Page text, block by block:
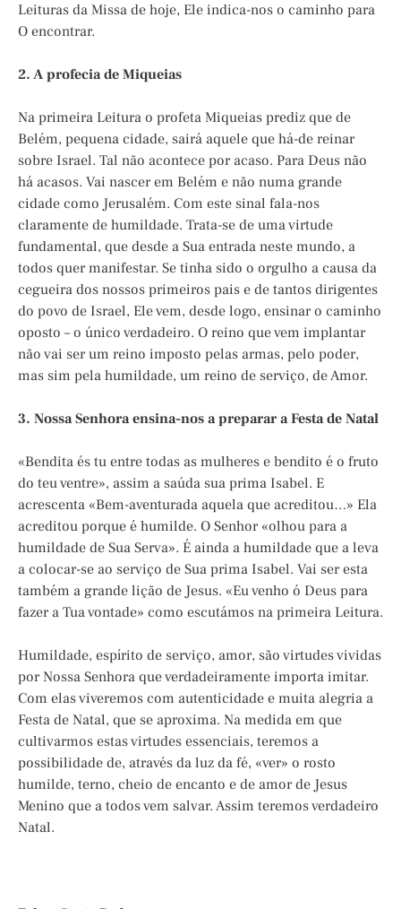
Leituras da Missa de hoje, Ele indica-nos o caminho para
O encontrar.
2. A profecia de Miqueias
Na primeira Leitura o profeta Miqueias prediz que de
Belém, pequena cidade, sairá aquele que há-de reinar
sobre Israel. Tal não acontece por acaso. Para Deus não
há acasos. Vai nascer em Belém e não numa grande
cidade como Jerusalém. Com este sinal fala-nos
claramente de humildade. Trata-se de uma virtude
fundamental, que desde a Sua entrada neste mundo, a
todos quer manifestar. Se tinha sido o orgulho a causa da
cegueira dos nossos primeiros pais e de tantos dirigentes
do povo de Israel, Ele vem, desde logo, ensinar o caminho
oposto – o único verdadeiro. O reino que vem implantar
não vai ser um reino imposto pelas armas, pelo poder,
mas sim pela humildade, um reino de serviço, de Amor.
3. Nossa Senhora ensina-nos a preparar a Festa de Natal
«Bendita és tu entre todas as mulheres e bendito é o fruto
do teu ventre», assim a saúda sua prima Isabel. E
acrescenta «Bem-aventurada aquela que acreditou…» Ela
acreditou porque é humilde. O Senhor «olhou para a
humildade de Sua Serva». É ainda a humildade que a leva
a colocar-se ao serviço de Sua prima Isabel. Vai ser esta
também a grande lição de Jesus. «Eu venho ó Deus para
fazer a Tua vontade» como escutámos na primeira Leitura.
Humildade, espírito de serviço, amor, são virtudes vividas
por Nossa Senhora que verdadeiramente importa imitar.
Com elas viveremos com autenticidade e muita alegria a
Festa de Natal, que se aproxima. Na medida em que
cultivarmos estas virtudes essenciais, teremos a
possibilidade de, através da luz da fé, «ver» o rosto
humilde, terno, cheio de encanto e de amor de Jesus
Menino que a todos vem salvar. Assim teremos verdadeiro
Natal.